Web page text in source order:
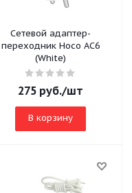
Сетевой адаптер-
переходник Hoco AC6
(White)
275 руб./шт
В корзину